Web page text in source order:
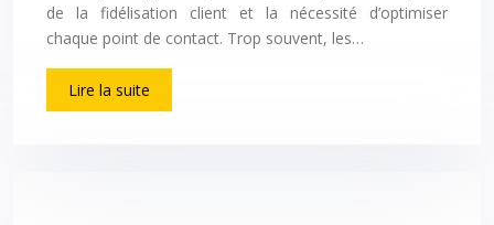
de la fidélisation client et la nécessité d’optimiser
chaque point de contact. Trop souvent, les…
Lire la suite